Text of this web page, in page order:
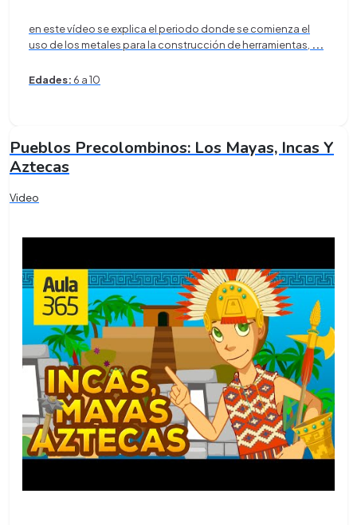
en este vídeo se explica el periodo donde se comienza el
uso de los metales para la construcción de herramientas, ...
Edades: 6 a 10
Pueblos Precolombinos: Los Mayas, Incas Y
Aztecas
Video